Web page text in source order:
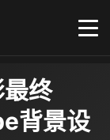
终
背景设